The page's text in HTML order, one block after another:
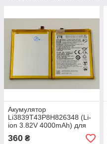
Акумулятор
Li3839T43P8H826348 (Li-
ion 3.82V 4000mAh) для
ZTE Blade A7 2020
360 ₴